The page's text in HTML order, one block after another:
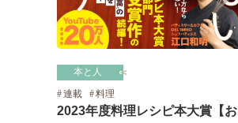
本と人
連載
料理
2023年度料理レシピ本大賞【お